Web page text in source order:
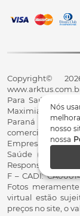
Nós
nosso
nossa
Copyright©
Para Saúde Ltda
Maximiano, 107,
Paraná - CEP
Empresa - AFE/
Saúde
Responsável
F – CADI:
Fotos
virtual estão
preços no site, o